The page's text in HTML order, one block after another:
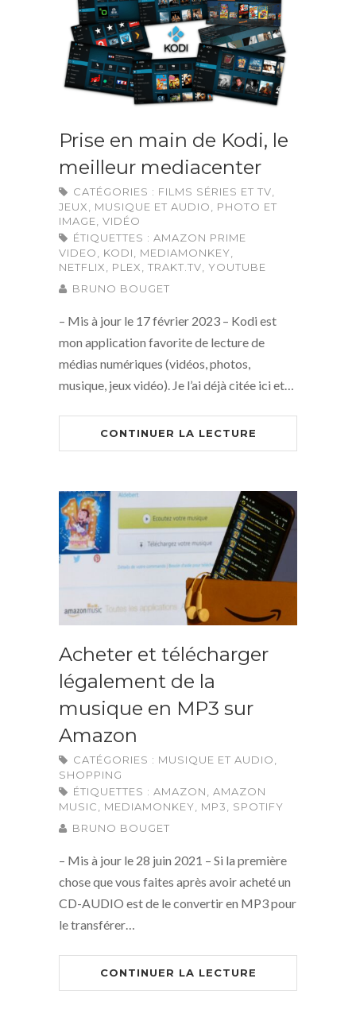
Prise en main de Kodi, le
meilleur mediacenter
CATÉGORIES : FILMS SÉRIES ET TV
JEUX
MUSIQUE ET AUDIO
PHOTO ET
IMAGE
VIDÉO
ÉTIQUETTES : AMAZON PRIME
VIDEO
KODI MEDIAMONKEY
NETFLIX
PLEX TRAKT.TV YOUTUBE
BRUNO BOUGET
– Mis à jour le 17 février 2023 – Kodi est
mon application favorite de lecture de
médias numériques (vidéos, photos,
musique, jeux vidéo). Je l’ai déjà citée ici et…
CONTINUER LA LECTURE
Acheter et télécharger
légalement de la
musique en MP3 sur
Amazon
CATÉGORIES : MUSIQUE ET AUDIO
SHOPPING
ÉTIQUETTES : AMAZON
AMAZON
MUSIC
MEDIAMONKEY MP3
SPOTIFY
BRUNO BOUGET
– Mis à jour le 28 juin 2021 – Si la première
chose que vous faites après avoir acheté un
CD-AUDIO est de le convertir en MP3 pour
le transférer…
CONTINUER LA LECTURE